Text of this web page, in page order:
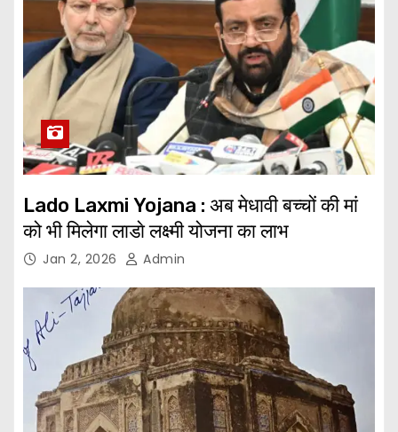
Lado Laxmi Yojana : अब मेधावी बच्चों की मां
को भी मिलेगा लाडाे लक्ष्मी योजना का लाभ
Jan 2, 2026 Admin